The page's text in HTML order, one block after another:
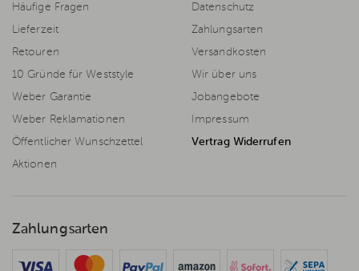
Häufige Fragen
Lieferzeit
Retouren
10 Gründe für Weststyle
Weber Garantie
Weber Reklamationen
Öffentlicher Wunschzettel
Aktionen
Datenschutz
Zahlungsarten
Versandkosten
Wir über uns
Jobangebote
Impressum
Vertrag Widerrufen
Zahlungsarten